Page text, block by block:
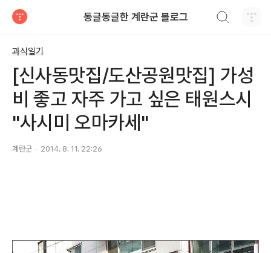
동글동글한 계란군 블로그
과식일기
[신사동맛집/도산공원맛집] 가성
비 좋고 자주 가고 싶은 태원스시
"사시미 오마카세"
계란군 2014. 8. 11. 22:26